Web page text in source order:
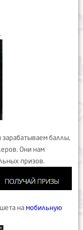
зарабатываем баллы,
Они нам
призов.
на мобильную